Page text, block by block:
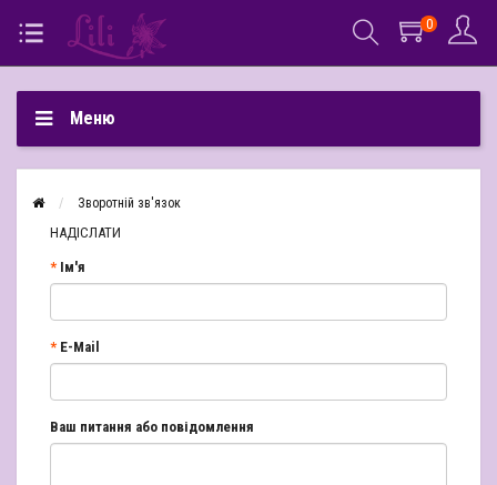
0
Меню
Зворотній зв'язок
НАДІСЛАТИ
Ім'я
E-Mail
Ваш питання або повідомлення